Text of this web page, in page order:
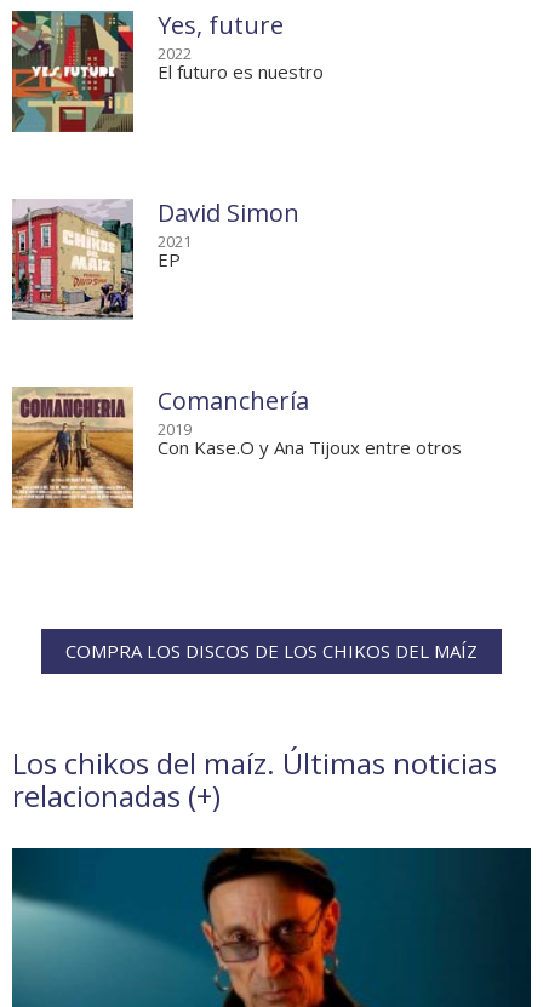
Yes, future
2022
El futuro es nuestro
David Simon
2021
EP
Comanchería
2019
Con Kase.O y Ana Tijoux entre otros
COMPRA LOS DISCOS DE LOS CHIKOS DEL MAÍZ
Los chikos del maíz. Últimas noticias
relacionadas (+)